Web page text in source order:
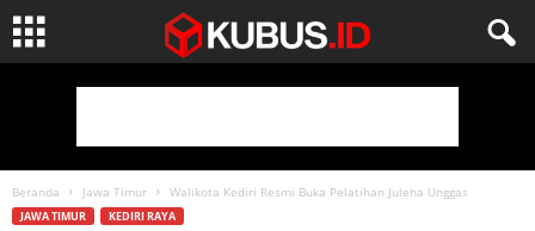
Beranda Jawa Timur Walikota Kediri Resmi Buka Pelatihan Juleha Unggas
JAWA TIMUR KEDIRI RAYA